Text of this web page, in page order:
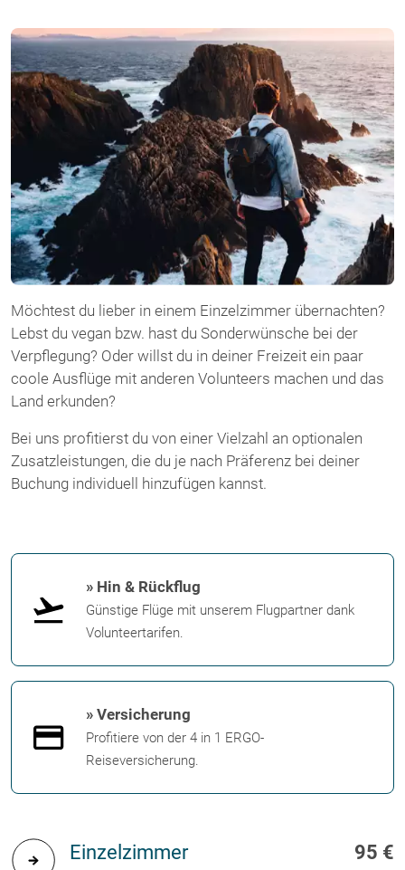
Möchtest du lieber in einem Einzelzimmer übernachten?
Lebst du vegan bzw. hast du Sonderwünsche bei der
Verpflegung? Oder willst du in deiner Freizeit ein paar
coole Ausflüge mit anderen Volunteers machen und das
Land erkunden?
Bei uns profitierst du von einer Vielzahl an optionalen
Zusatzleistungen, die du je nach Präferenz bei deiner
Buchung individuell hinzufügen kannst.
» Hin & Rückflug
Günstige Flüge mit unserem Flugpartner dank
Volunteertarifen.
» Versicherung
Profitiere von der 4 in 1 ERGO-
Reiseversicherung.
Einzelzimmer 95 €